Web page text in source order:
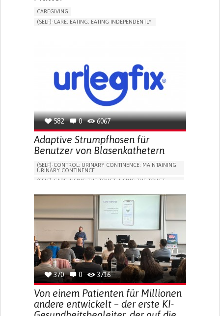
CAREGIVING
(SELF)-CARE: EATING: EATING INDEPENDENTLY.
CAREGIVING SUPPORT
GYNECOLOGY AND OBSTETRICS
PARENTHOOD SUPPORT
WOMEN'S HEALTH
582 0 6067
Adaptive Strumpfhosen für
Benutzer von Blasenkathetern
(SELF)-CONTROL: URINARY CONTINENCE: MAINTAINING
URINARY CONTINENCE
(SELF)-CARE: USING THE TOILET: USING THE TOILET
VESICAL FISTULA
BODY-WORN SOLUTIONS (CLOTHING, ACCESSORIES,
URGENCY TO URINATE
URINARY INCONTINENCE
URINE LEAKAGE WITH COUGHING OR SNEEZING (STRESS
INCONTINENCE)
PROMOTING SELF-MANAGEMENT
GYNECOLOGY AND OBSTETRICS
UROLOGY
PORTUGAL
370 0 3716
Von einem Patienten für Millionen
andere entwickelt – der erste KI-